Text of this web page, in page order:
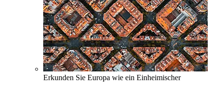
Erkunden Sie Europa wie ein Einheimischer